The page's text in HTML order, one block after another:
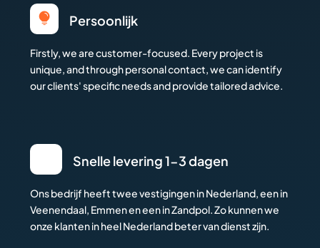
 Persoonlijk
Firstly, we are customer-focused. Every project is
unique, and through personal contact, we can identify
our clients' specific needs and provide tailored advice.
Snelle levering 1-3 dagen
Ons bedrijf heeft twee vestigingen in Nederland, een in
Veenendaal, Emmen en een in Zandpol. Zo kunnen we
onze klanten in heel Nederland beter van dienst zijn.